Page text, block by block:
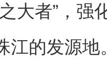
者”，强
的发源地